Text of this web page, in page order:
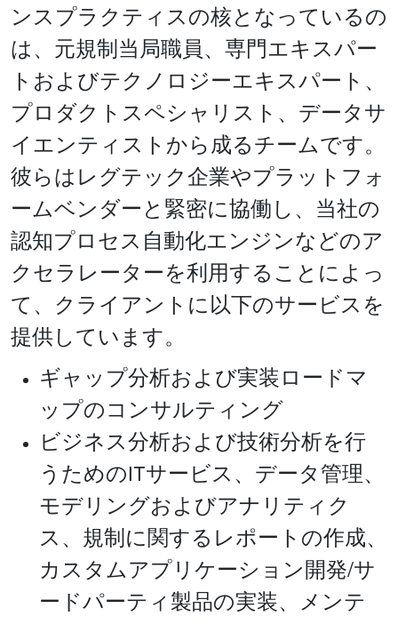
ンスプラクティスの核となっているの
は、元規制当局職員、専門エキスパー
トおよびテクノロジーエキスパート、
プロダクトスペシャリスト、データサ
イエンティストから成るチームです。
彼らはレグテック企業やプラットフォ
ームベンダーと緊密に協働し、当社の
認知プロセス自動化エンジンなどのア
クセラレーターを利用することによっ
て、クライアントに以下のサービスを
提供しています。
ギャップ分析および実装ロードマ
ップのコンサルティング
ビジネス分析および技術分析を行
うためのITサービス、データ管理、
モデリングおよびアナリティク
ス、規制に関するレポートの作成、
カスタムアプリケーション開発/サ
ードパーティ製品の実装、メンテ